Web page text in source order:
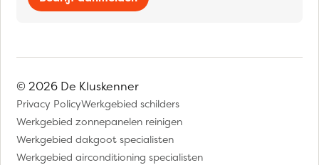
© 2026 De Kluskenner
Privacy PolicyWerkgebied schilders
Werkgebied zonnepanelen reinigen
Werkgebied dakgoot specialisten
Werkgebied airconditioning specialisten